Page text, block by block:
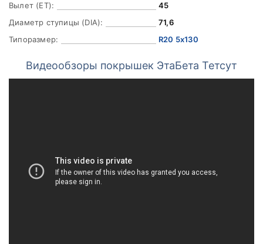
Вылет (ET):
45
Диаметр ступицы (DIA):
71,6
Типоразмер:
R20 5x130
Видеообзоры покрышек ЭтаБета Тетсут